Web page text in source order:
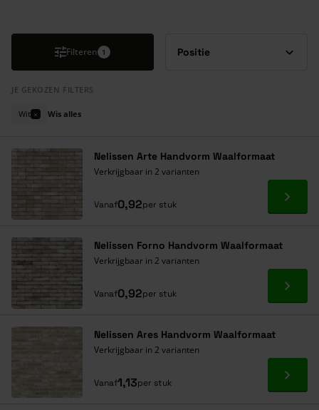
Filteren 1
JE GEKOZEN FILTERS
Wit × Wis alles
Nelissen Arte Handvorm Waalformaat
Verkrijgbaar in 2 varianten
Vanaf0,92per stuk Ga
Nelissen Forno Handvorm Waalformaat
Verkrijgbaar in 2 varianten
Vanaf0,92per stuk Ga
Nelissen Ares Handvorm Waalformaat
Verkrijgbaar in 2 varianten
Vanaf1,13per stuk Ga